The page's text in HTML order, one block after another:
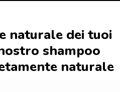
naturale dei tuoi
shampoo
naturale